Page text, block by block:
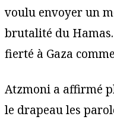
voulu envoyer un
brutalité du
fierté à Gaza
Atzmoni a affirmé
le drapeau les